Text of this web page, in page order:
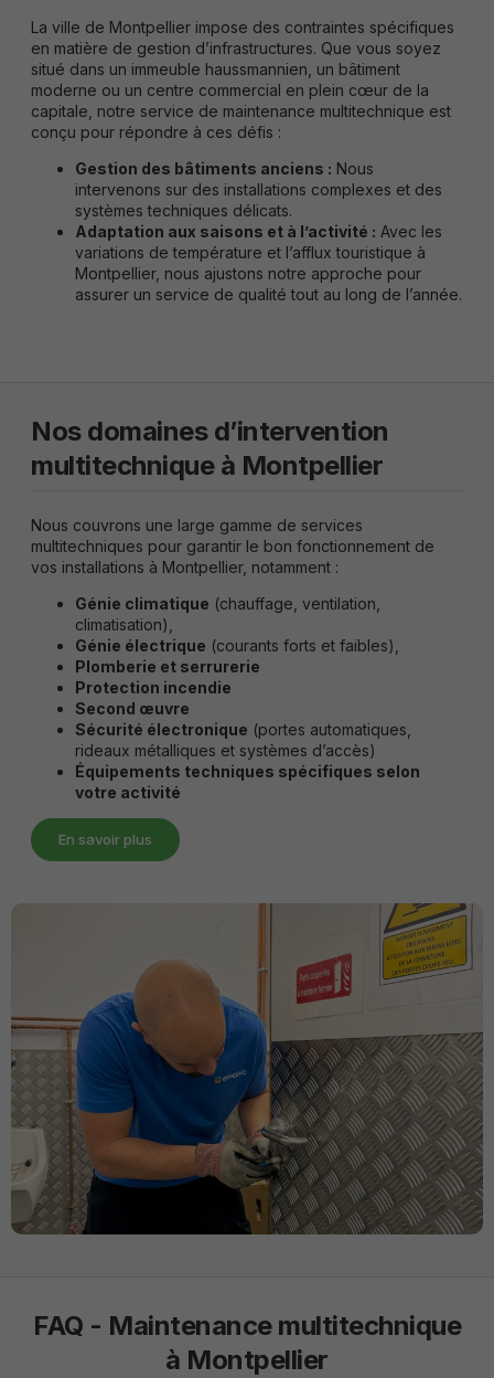
La ville de Montpellier impose des contraintes spécifiques
en matière de gestion d’infrastructures. Que vous soyez
situé dans un immeuble haussmannien, un bâtiment
moderne ou un centre commercial en plein cœur de la
capitale, notre service de maintenance multitechnique est
conçu pour répondre à ces défis :
Gestion des bâtiments anciens : Nous
intervenons sur des installations complexes et des
systèmes techniques délicats.
Adaptation aux saisons et à l’activité : Avec les
variations de température et l’afflux touristique à
Montpellier, nous ajustons notre approche pour
assurer un service de qualité tout au long de l’année.
Nos domaines d’intervention
multitechnique à Montpellier
Nous couvrons une large gamme de services
multitechniques pour garantir le bon fonctionnement de
vos installations à Montpellier, notamment :
Génie climatique (chauffage, ventilation,
climatisation),
Génie électrique (courants forts et faibles),
Plomberie et serrurerie
Protection incendie
Second œuvre
Sécurité électronique (portes automatiques,
rideaux métalliques et systèmes d’accès)
Équipements techniques spécifiques selon
votre activité
En savoir plus
FAQ - Maintenance multitechnique
à Montpellier
but de faire
fonctionner le
site le mieux
possible
pendant votre
visite. Si vous
certaines
fonctionnalités
disparaitront
du site.
Marketing
vous
chances de
visualiser du
offres
personnalisées.